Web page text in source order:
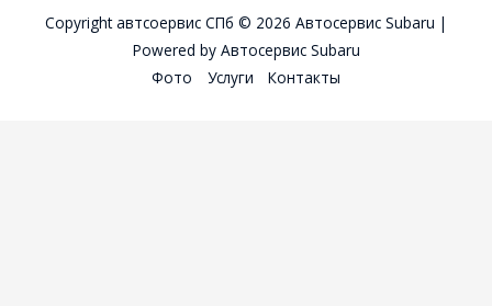
Copyright автсоервис СПб © 2026 Автосервис Subaru |
Powered by Автосервис Subaru
Фото
Услуги Контакты